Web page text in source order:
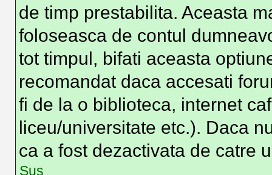
de timp prestabilita. Aceasta
foloseasca de contul
tot timpul, bifati aceasta
recomandat daca accesati
fi de la o biblioteca, internet
liceu/universitate etc.). Daca
ca a fost dezactivata de catre
Sus